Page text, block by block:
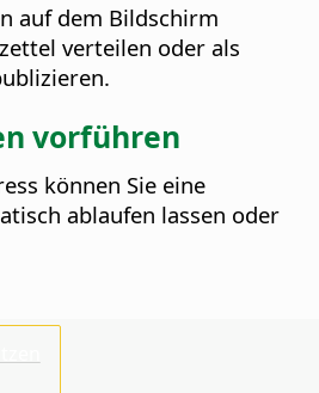
auf dem Bildschirm
verteilen oder als
vorführen
können Sie eine
ablaufen lassen oder